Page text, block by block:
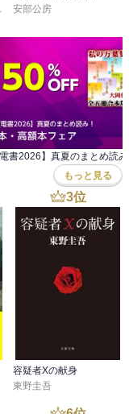
中原尚哉
安部公房
もっと見る
3位
容疑者Xの献身
東野圭吾